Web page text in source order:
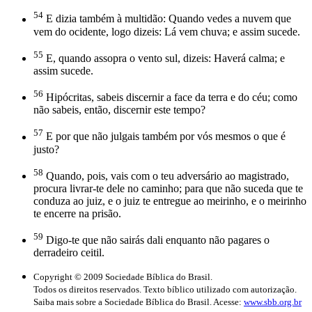
54 E dizia também à multidão: Quando vedes a nuvem que
vem do ocidente, logo dizeis: Lá vem chuva; e assim sucede.
55 E, quando assopra o vento sul, dizeis: Haverá calma; e
assim sucede.
56 Hipócritas, sabeis discernir a face da terra e do céu; como
não sabeis, então, discernir este tempo?
57 E por que não julgais também por vós mesmos o que é
justo?
58 Quando, pois, vais com o teu adversário ao magistrado,
procura livrar-te dele no caminho; para que não suceda que te
conduza ao juiz, e o juiz te entregue ao meirinho, e o meirinho
te encerre na prisão.
59 Digo-te que não sairás dali enquanto não pagares o
derradeiro ceitil.
Copyright © 2009 Sociedade Bíblica do Brasil.
Todos os direitos reservados. Texto bíblico utilizado com autorização.
Saiba mais sobre a Sociedade Bíblica do Brasil. Acesse: www.sbb.org.br